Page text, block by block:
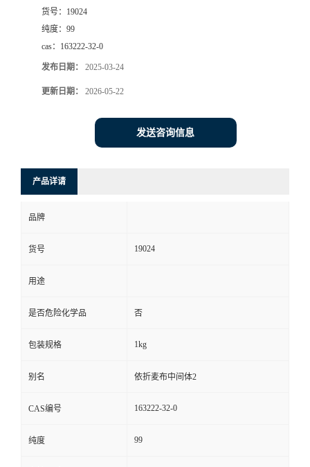
货号： 19024
纯度： 99
cas： 163222-32-0
发布日期： 2025-03-24
更新日期： 2026-05-22
发送咨询信息
产品详请
品牌
货号 19024
用途
是否危险化学品 否
包装规格 1kg
别名 依折麦布中间体2
CAS编号 163222-32-0
纯度 99